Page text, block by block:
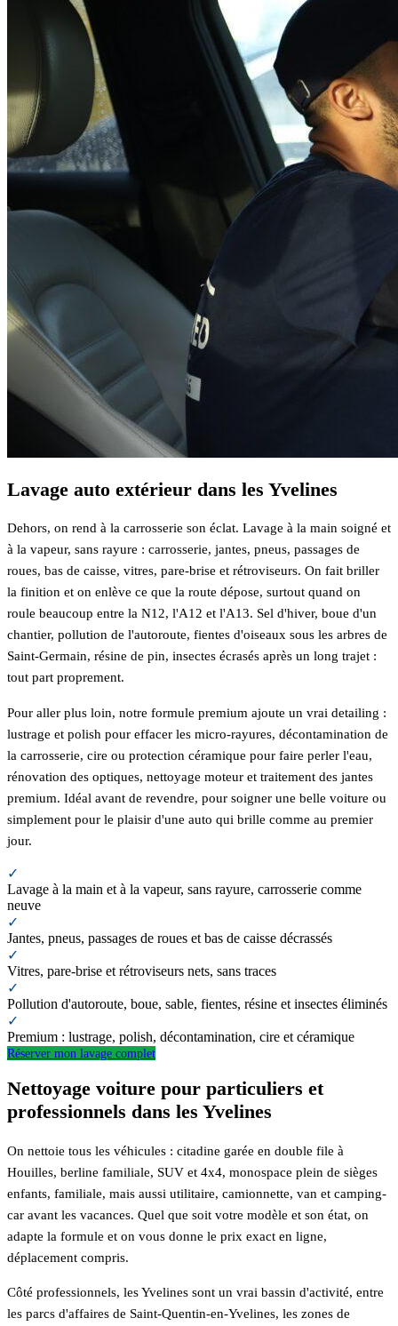
Lavage auto extérieur dans les Yvelines
Dehors, on rend à la carrosserie son éclat. Lavage à la main soigné et
à la vapeur, sans rayure : carrosserie, jantes, pneus, passages de
roues, bas de caisse, vitres, pare-brise et rétroviseurs. On fait briller
la finition et on enlève ce que la route dépose, surtout quand on
roule beaucoup entre la N12, l'A12 et l'A13. Sel d'hiver, boue d'un
chantier, pollution de l'autoroute, fientes d'oiseaux sous les arbres de
Saint-Germain, résine de pin, insectes écrasés après un long trajet :
tout part proprement.
Pour aller plus loin, notre formule premium ajoute un vrai detailing :
lustrage et polish pour effacer les micro-rayures, décontamination de
la carrosserie, cire ou protection céramique pour faire perler l'eau,
rénovation des optiques, nettoyage moteur et traitement des jantes
premium. Idéal avant de revendre, pour soigner une belle voiture ou
simplement pour le plaisir d'une auto qui brille comme au premier
jour.
✓
Lavage à la main et à la vapeur, sans rayure, carrosserie comme
neuve
✓
Jantes, pneus, passages de roues et bas de caisse décrassés
✓
Vitres, pare-brise et rétroviseurs nets, sans traces
✓
Pollution d'autoroute, boue, sable, fientes, résine et insectes éliminés
✓
Premium : lustrage, polish, décontamination, cire et céramique
Réserver mon lavage complet
Nettoyage voiture pour particuliers et
professionnels dans les Yvelines
On nettoie tous les véhicules : citadine garée en double file à
Houilles, berline familiale, SUV et 4x4, monospace plein de sièges
enfants, familiale, mais aussi utilitaire, camionnette, van et camping-
car avant les vacances. Quel que soit votre modèle et son état, on
adapte la formule et on vous donne le prix exact en ligne,
déplacement compris.
Côté professionnels, les Yvelines sont un vrai bassin d'activité, entre
les parcs d'affaires de Saint-Quentin-en-Yvelines, les zones de